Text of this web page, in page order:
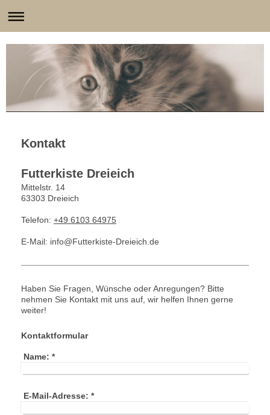
Kontakt
Futterkiste Dreieich
Mittelstr. 14
63303 Dreieich
Telefon: +49 6103 64975
E-Mail: info@Futterkiste-Dreieich.de
Haben Sie Fragen, Wünsche oder Anregungen? Bitte
nehmen Sie Kontakt mit uns auf, wir helfen Ihnen gerne
weiter!
Kontaktformular
Name: *
E-Mail-Adresse: *